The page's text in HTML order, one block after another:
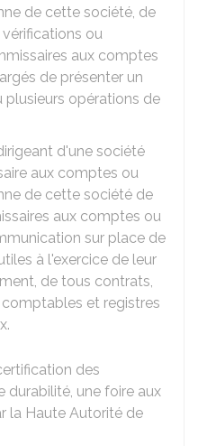
de cette société, de
ou
aux comptes
de présenter un
plusieurs opérations de
d'une société
aux comptes ou
de cette société de
aux comptes ou
sur place de
à l'exercice de leur
de tous contrats,
et registres
des
durabilité, une foire aux
la Haute Autorité de